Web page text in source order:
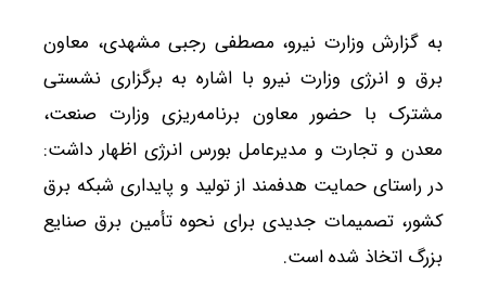
به گزارش وزارت نیرو، مصطفی رجبی مشهدی، معاون
برق و انرژی وزارت نیرو با اشاره به برگزاری نشستی
مشترک با حضور معاون برنامه‌ریزی وزارت صنعت،
معدن و تجارت و مدیرعامل بورس انرژی اظهار داشت:
در راستای حمایت هدفمند از تولید و پایداری شبکه برق
کشور، تصمیمات جدیدی برای نحوه تأمین برق صنایع
بزرگ اتخاذ شده است.